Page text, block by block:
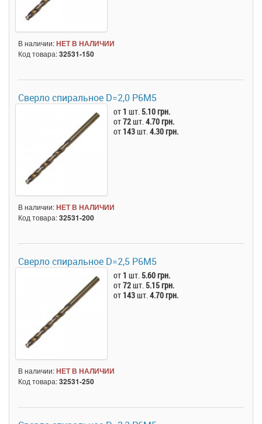
В наличии:НЕТ В НАЛИЧИИ
Код товара:32531-150
Сверло спиральное D=2,0 Р6M5
от 1 шт. 5.10 грн.
от72шт.4.70 грн.
от 143шт.4.30 грн.
В наличии:НЕТ В НАЛИЧИИ
Код товара:32531-200
Сверло спиральное D=2,5 Р6M5
от 1 шт. 5.60 грн.
от72шт. 5.15 грн.
от 143шт.4.70 грн.
В наличии:НЕТ В НАЛИЧИИ
Код товара:32531-250